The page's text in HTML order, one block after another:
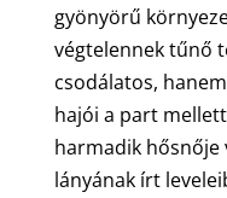
gyönyörű
végtelennek tűnő
csodálatos,
hajói a part
harmadik hősnője
lányának írt